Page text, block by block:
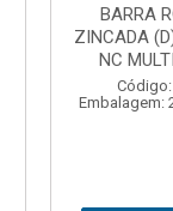
JOMARCA
Embalagem: